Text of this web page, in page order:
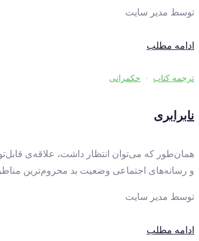
توسط مدیر سایت
ادامه مطلب
ترجمه کتاب · حکمرانی
نابرابری
همان‌طور که می‌توان انتظار داشت، علاقه‌ی
و رسانه‌های اجتماعی وضعیت بد محروم‌ترین مناطق
توسط مدیر سایت
ادامه مطلب